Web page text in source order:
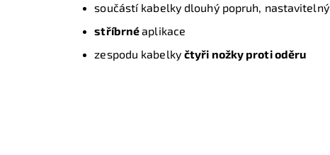
součástí kabelky dlouhý popruh, nastavitelný
stříbrnéaplikace
zespodu kabelky čtyři nožky proti oděru